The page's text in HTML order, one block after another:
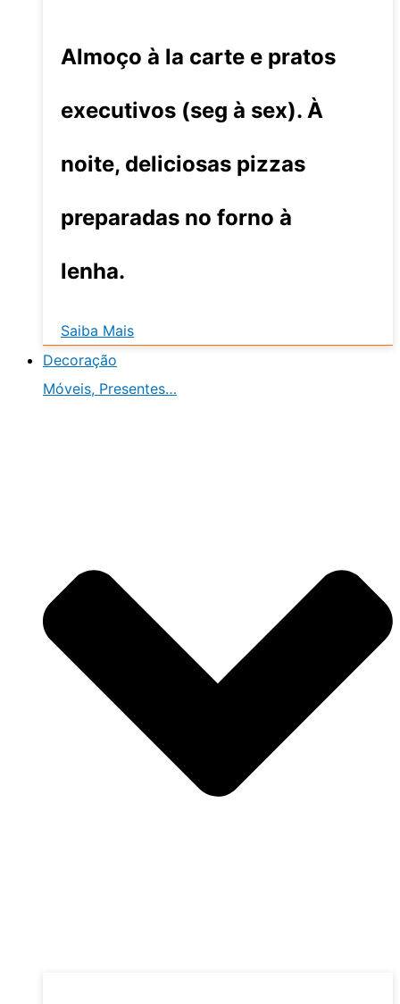
Almoço à la carte e pratos
executivos (seg à sex). À
noite, deliciosas pizzas
preparadas no forno à
lenha.
Saiba Mais
Decoração
Móveis, Presentes…